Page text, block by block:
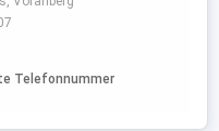
Telefonnummer